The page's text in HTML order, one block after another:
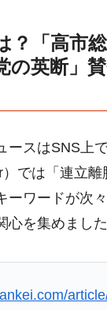
？「高市
の英断」
ースはSNS上
では「連立
ーワードが次
を集めました